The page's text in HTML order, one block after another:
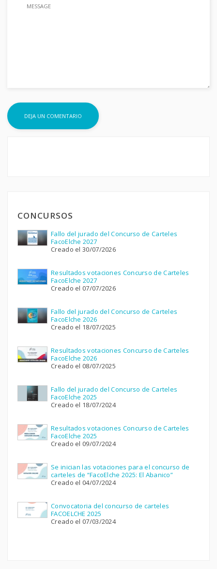
CONCURSOS
Fallo del jurado del Concurso de Carteles
FacoElche 2027
Creado el 30/07/2026
Resultados votaciones Concurso de Carteles
FacoElche 2027
Creado el 07/07/2026
Fallo del jurado del Concurso de Carteles
FacoElche 2026
Creado el 18/07/2025
Resultados votaciones Concurso de Carteles
FacoElche 2026
Creado el 08/07/2025
Fallo del jurado del Concurso de Carteles
FacoElche 2025
Creado el 18/07/2024
Resultados votaciones Concurso de Carteles
FacoElche 2025
Creado el 09/07/2024
Se inician las votaciones para el concurso de
carteles de “FacoElche 2025: El Abanico”
Creado el 04/07/2024
Convocatoria del concurso de carteles
FACOELCHE 2025
Creado el 07/03/2024